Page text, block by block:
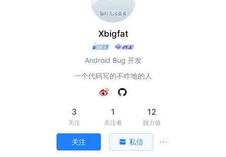
Xbigfat
Android Bug 开发
一个代码写的不咋地的人
3
关注
1
关注者
12
掘力值
关注 私信